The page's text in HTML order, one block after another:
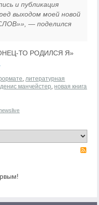
и публикация
выходом моей новой
— поделился
ТО РОДИЛСЯ Я»
,литературная
манчейстер, новая книга